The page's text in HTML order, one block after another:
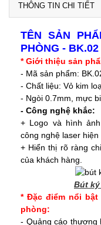
THÔNG TIN CHI TIẾT
TÊN SẢN
PHÒNG - BK.02
* Giới thiệu sản
- Mã sản phẩm:
- Chất liệu: Vỏ kim
- Ngòi 0.7mm, mực bi
- Công nghệ khắc:
+ Logo và hình
công nghệ laser hiện
+ Hiển thị rõ ràng
của khách hàng.
Bút
* Đặc điểm nổi
phòng:
- Quảng cáo thương